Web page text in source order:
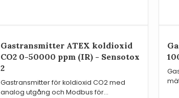
Gastransmitter ATEX koldioxid
CO2 0-50000 ppm (IR) - Sensotox
2
Gastransmitter för koldioxid CO2 med
analog utgång och Modbus för